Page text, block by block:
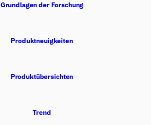
Grundlagen der Forschung
Produktneuigkeiten
Produktübersichten
Trend